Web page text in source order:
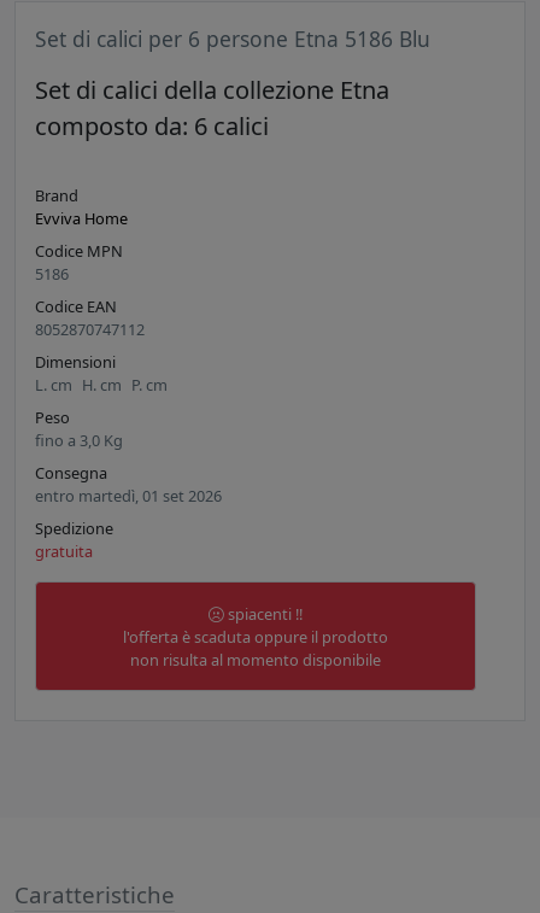
Set di calici per 6 persone Etna 5186 Blu
Set di calici della collezione Etna
composto da: 6 calici
Brand
Evviva Home
Codice MPN
5186
Codice EAN
8052870747112
Dimensioni
L. cm H. cm P. cm
Peso
fino a 3,0 Kg
Consegna
entro martedì, 01 set 2026
Spedizione
gratuita
spiacenti !!
l'offerta è scaduta oppure il prodotto
non risulta al momento disponibile
Caratteristiche